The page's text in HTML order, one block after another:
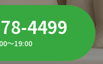
4499
～19:00